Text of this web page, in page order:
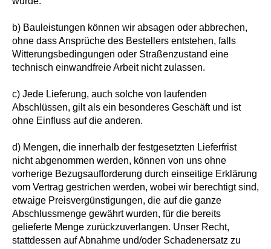
b) Bauleistungen können wir absagen oder abbrechen,
ohne dass Ansprüche des Bestellers entstehen, falls
Witterungsbedingungen oder Straßenzustand eine
technisch einwandfreie Arbeit nicht zulassen.
c) Jede Lieferung, auch solche von laufenden
Abschlüssen, gilt als ein besonderes Geschäft und ist
ohne Einfluss auf die anderen.
d) Mengen, die innerhalb der festgesetzten Lieferfrist
nicht abgenommen werden, können von uns ohne
vorherige Bezugsaufforderung durch einseitige Erklärung
vom Vertrag gestrichen werden, wobei wir berechtigt sind,
etwaige Preisvergünstigungen, die auf die ganze
Abschlussmenge gewährt wurden, für die bereits
gelieferte Menge zurückzuverlangen. Unser Recht,
stattdessen auf Abnahme und/oder Schadenersatz zu